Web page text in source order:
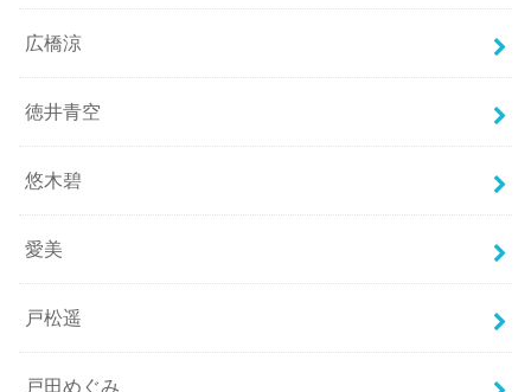
広橋涼
徳井青空
悠木碧
愛美
戸松遥
戸田めぐみ